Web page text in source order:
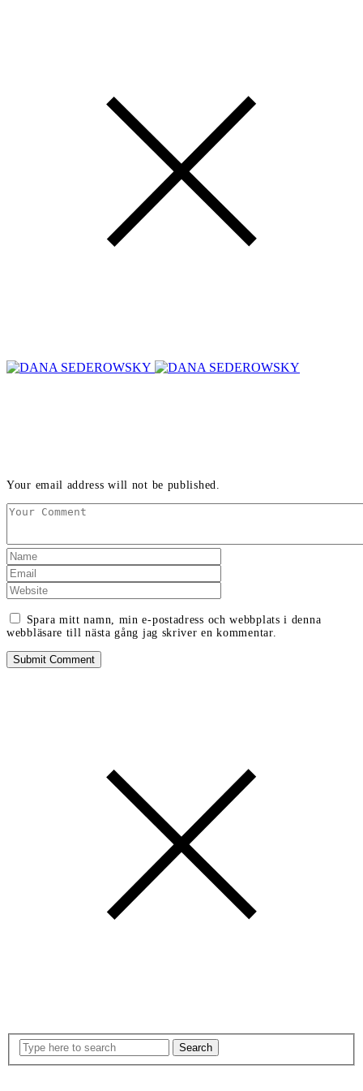
Your email address will not be published.
Spara mitt namn, min e-postadress och webbplats i denna
webbläsare till nästa gång jag skriver en kommentar.